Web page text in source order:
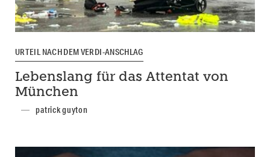
URTEIL NACH DEM VERDI-ANSCHLAG
Lebenslang für das Attentat von
München
patrick guyton